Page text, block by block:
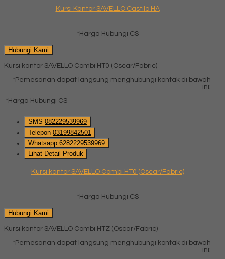
Kursi Kantor SAVELLO Castilo HA
*Harga Hubungi CS
Hubungi Kami
Kursi kantor SAVELLO Combi HT0 (Oscar/Fabric)
*Pemesanan dapat langsung menghubungi kontak di bawah
ini:
*Harga Hubungi CS
SMS 082229539969
Telepon 03199842501
Whatsapp 6282229539969
Lihat Detail Produk
Kursi kantor SAVELLO Combi HT0 (Oscar/Fabric)
*Harga Hubungi CS
Hubungi Kami
Kursi kantor SAVELLO Combi HTZ (Oscar/Fabric)
*Pemesanan dapat langsung menghubungi kontak di bawah
ini: